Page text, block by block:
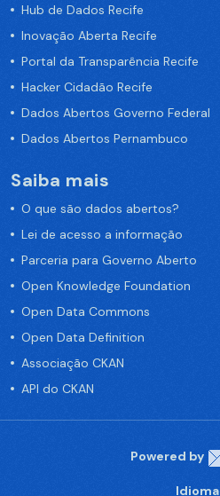
Hub de Dados Recife
Inovação Aberta Recife
Portal da Transparência Recife
Hacker Cidadão Recife
Dados Abertos Governo Federal
Dados Abertos Pernambuco
Saiba mais
O que são dados abertos?
Lei de acesso a informação
Parceria para Governo Aberto
Open Knowledge Foundation
Open Data Commons
Open Data Definition
Associação CKAN
API do CKAN
Powered by
Idioma